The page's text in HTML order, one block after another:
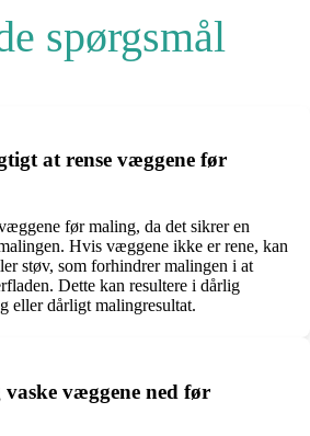
spørgsmål
at rense væggene før
før maling, da det sikrer en
Hvis væggene ikke er rene, kan
støv, som forhindrer malingen i at
Dette kan resultere i dårlig
eller dårligt malingresultat.
væggene ned før